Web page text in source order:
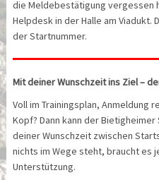
die Meldebestätigung vergessen
Helpdesk in der Halle am
der Startnummer.
Mit deiner Wunschzeit ins Ziel –
Voll im Trainingsplan,
Kopf? Dann kann der
deiner Wunschzeit zwischen
nichts im Wege steht, braucht es
Unterstützung.